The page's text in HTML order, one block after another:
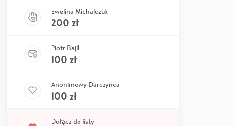
Ewelina Michalczuk
200 zł
Piotr Bajll
100 zł
Anonimowy Darczyńca
100 zł
Dołącz do listy